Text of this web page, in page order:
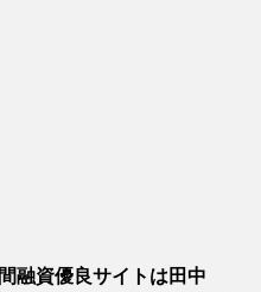
融資優良サイトは田中